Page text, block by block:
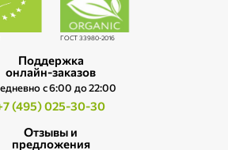
ГОСТ 33980-2016
Поддержка
онлайн-заказов
c 6:00 до 22:00
(495) 025-30-30
Отзывы и
предложения